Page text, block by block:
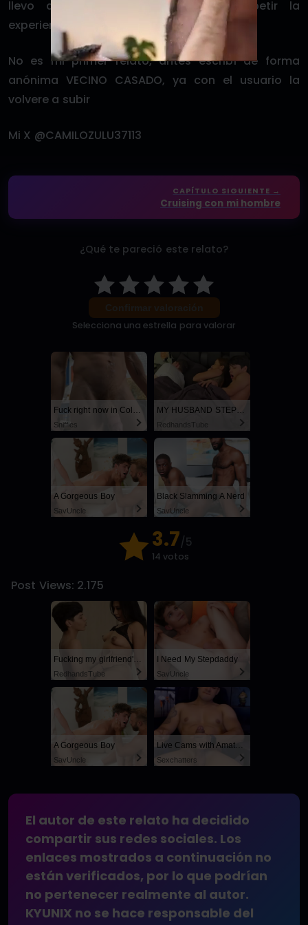
llevo a mi casa y espero tener repetir la
experiencia, ya les contaré
No es mi primer relato, antes escribí de forma
anónima VECINO CASADO, ya con el usuario la
volvere a subir
Mi X @CAMILOZULU37113
CAPÍTULO SIGUIENTE →
Cruising con mi hombre
¿Qué te pareció este relato?
Selecciona una estrella para valorar
Fuck right now in Columbus
Sniffies
MY HUSBAND STEPSON MISTAKENLY GIVES ME IN THE ASS
RedhandsTube
A Gorgeous Boy
SayUncle
Black Slamming A Nerd
SayUncle
3.7/5
14 votos
Post Views: 2.175
Fucking my girlfriend's hot mommy by mistake
RedhandsTube
I Need My Stepdaddy
SayUncle
A Gorgeous Boy
SayUncle
Live Cams with Amateur Men
Sexchatters
El autor de este relato ha decidido
compartir sus redes sociales. Los
enlaces mostrados a continuación no
están verificados, por lo que podrían
no pertenecer realmente al autor.
KYUNIX no se hace responsable del